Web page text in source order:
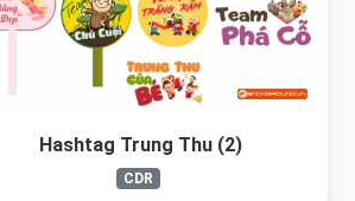
Hashtag Trung Thu (2)
CDR